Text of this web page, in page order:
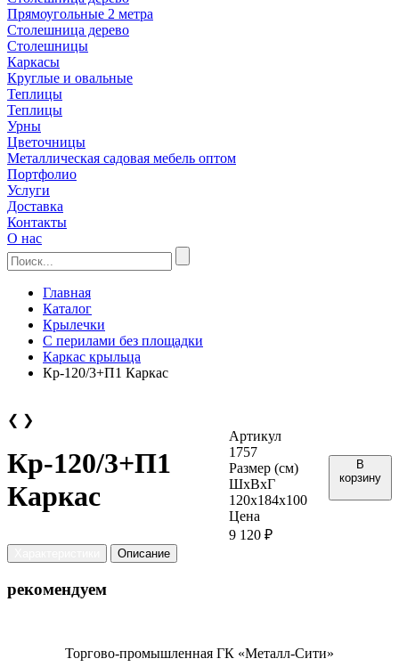
Прямоугольные 2 метра
Столешница дерево
Столешницы
Каркасы
Круглые и овальные
Теплицы
Теплицы
Урны
Цветочницы
Металлическая садовая мебель оптом
Портфолио
Услуги
Доставка
Контакты
О нас
Главная
Каталог
Крылечки
С перилами без площадки
Каркас крыльца
Кр-120/3+П1 Каркас
❮ ❯
Кр-120/3+П1
Каркас
Артикул
1757
Размер (см)
ШхВхГ
120х184х100
Цена
9 120 ₽
В
корзину
Описание
рекомендуем
Торгово-промышленная ГК «Металл-Сити»